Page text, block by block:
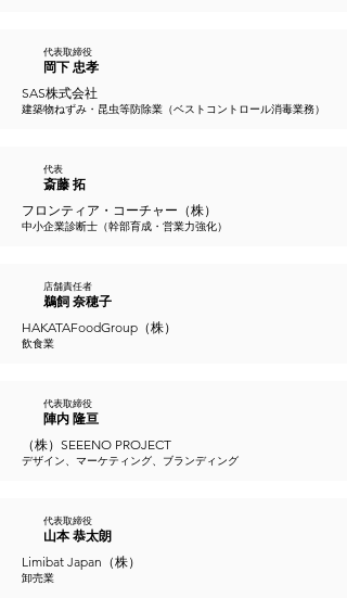
代表取締役
岡下 忠孝
SAS株式会社
建築物ねずみ・昆虫等防除業（ベストコントロール消毒業務）
代表
斎藤 拓
フロンティア・コーチャー（株）
中小企業診断士（幹部育成・営業力強化）
店舗責任者
鵜飼 奈穂子
HAKATAFoodGroup（株）
飲食業
代表取締役
陣内 隆亘
（株）SEEENO PROJECT
デザイン、マーケティング、ブランディング
代表取締役
山本 恭太朗
Limibat Japan（株）
卸売業